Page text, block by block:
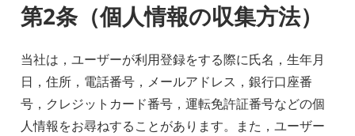
第2条（個人情報の収集方法）
当社は，ユーザーが利用登録をする際に氏名，生年月
日，住所，電話番号，メールアドレス，銀行口座番
号，クレジットカード番号，運転免許証番号などの個
人情報をお尋ねすることがあります。また，ユーザー